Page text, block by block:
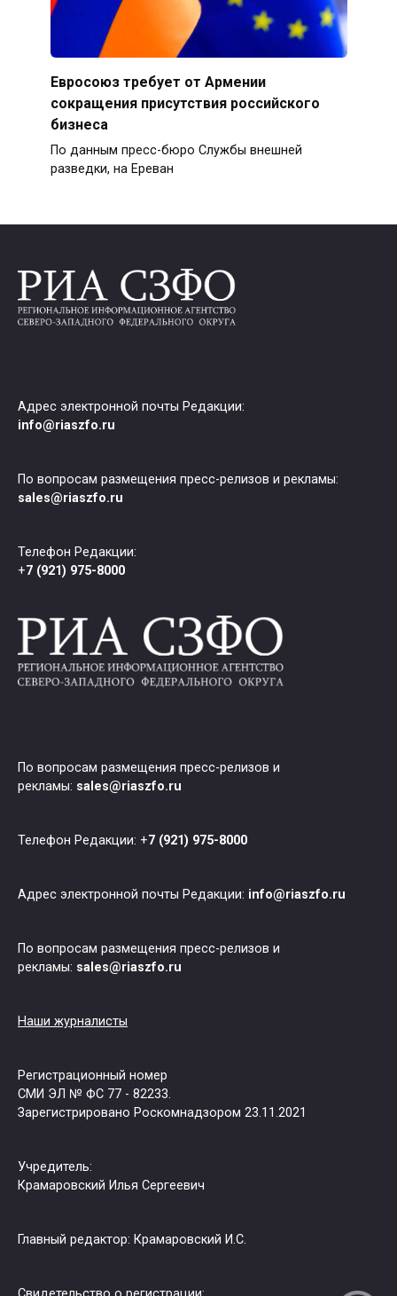
Евросоюз требует от Армении
сокращения присутствия российского
бизнеса
По данным пресс-бюро Службы внешней
разведки, на Ереван
Адрес электронной почты Редакции:
info@riaszfo.ru
По вопросам размещения пресс-релизов и рекламы:
sales@riaszfo.ru
Телефон Редакции:
+7 (921) 975-8000
По вопросам размещения пресс-релизов и
рекламы: sales@riaszfo.ru
Телефон Редакции: +7 (921) 975-8000
Адрес электронной почты Редакции: info@riaszfo.ru
По вопросам размещения пресс-релизов и
рекламы: sales@riaszfo.ru
Наши журналисты
Регистрационный номер
СМИ ЭЛ № ФС 77 - 82233.
Зарегистрировано Роскомнадзором 23.11.2021
Учредитель:
Крамаровский Илья Сергеевич
Главный редактор: Крамаровский И.С.